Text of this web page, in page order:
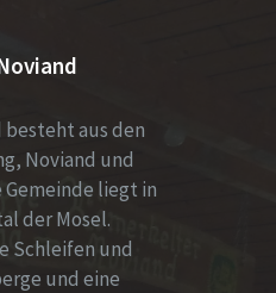
aus den
Noviand und
Gemeinde liegt in
der Mosel.
Schleifen und
und eine